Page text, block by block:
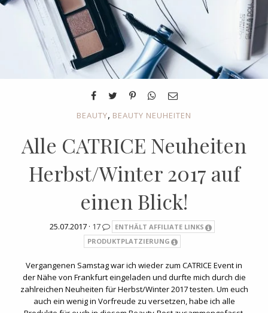
BEAUTY, BEAUTY NEUHEITEN
Alle CATRICE Neuheiten
Herbst/Winter 2017 auf
einen Blick!
25.07.2017 · 17
ENTHÄLT AFFILIATE LINKS
PRODUKTPLATZIERUNG
Vergangenen Samstag war ich wieder zum CATRICE Event in
der Nähe von Frankfurt eingeladen und durfte mich durch die
zahlreichen Neuheiten für Herbst/Winter 2017 testen. Um euch
auch ein wenig in Vorfreude zu versetzen, habe ich alle